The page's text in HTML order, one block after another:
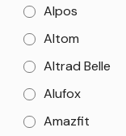
Alpos
Altom
Altrad Belle
Alufox
Amazfit